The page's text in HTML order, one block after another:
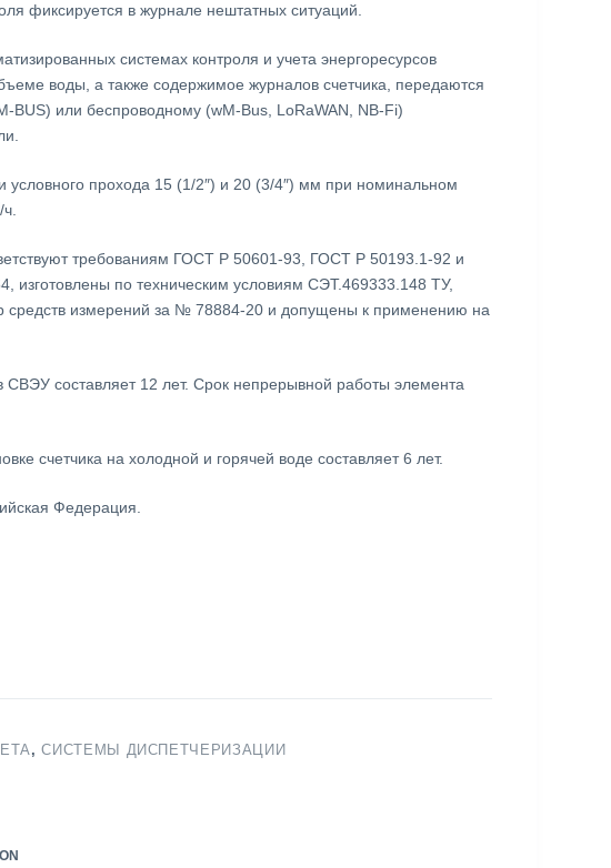
фиксируется в журнале нештатных ситуаций.
системах контроля и учета энергоресурсов
воды, а также содержимое журналов счетчика, передаются
BUS) или беспроводному (wM-Bus, LoRaWAN, NB-Fi)
условного прохода 15 (1/2″) и 20 (3/4″) мм при номинальном
/ч.
требованиям ГОСТ Р 50601-93, ГОСТ Р 50193.1-92 и
изготовлены по техническим условиям СЭТ.469333.148 ТУ,
средств измерений за № 78884-20 и допущены к применению на
СВЭУ составляет 12 лет. Срок непрерывной работы элемента
счетчика на холодной и горячей воде составляет 6 лет.
Федерация.
,СИСТЕМЫ ДИСПЕТЧЕРИЗАЦИИ